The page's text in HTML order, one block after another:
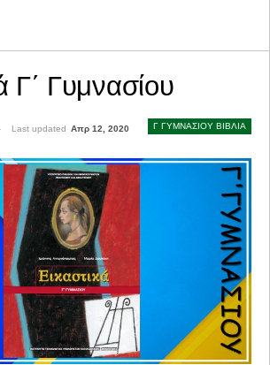
Γ΄ Γυμνασίου
Γ ΓΥΜΝΑΣΙΟΥ ΒΙΒΛΙΑ
Last updated Απρ 12, 2020